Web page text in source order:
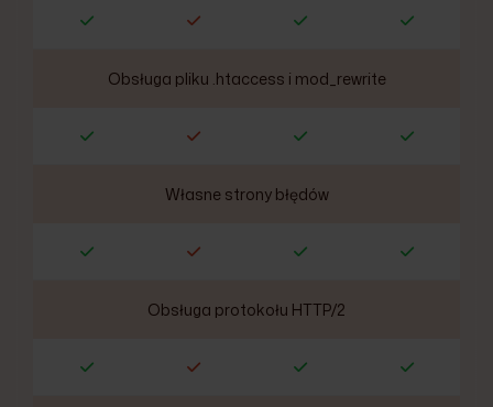
Obsługa pliku .htaccess i mod_rewrite
Własne strony błędów
Obsługa protokołu HTTP/2